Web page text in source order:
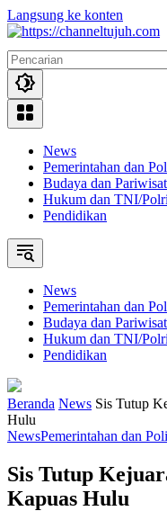
Langsung ke konten
News
Pemerintahan dan
Budaya dan
Hukum dan TNI/Polri
Pendidikan
News
Pemerintahan dan
Budaya dan
Hukum dan TNI/Polri
Pendidikan
Beranda News Sis Tutup
Hulu
NewsPemerintahan dan
Sis Tutup
Kapuas Hulu